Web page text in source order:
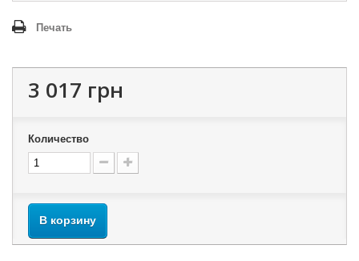
Печать
3 017 грн
Количество
В корзину